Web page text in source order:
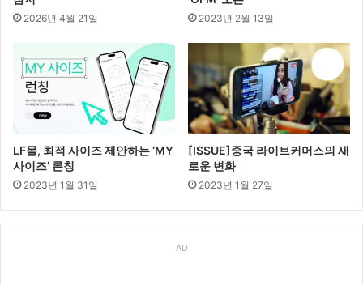
2026년 4월 21일 2023년 2월 13일
LF몰, 최적 사이즈 제안하는 ‘MY
사이즈’ 론칭
2023년 1월 31일
[ISSUE]중국 라이브커머스의 새
로운 변화
2023년 1월 27일
AD